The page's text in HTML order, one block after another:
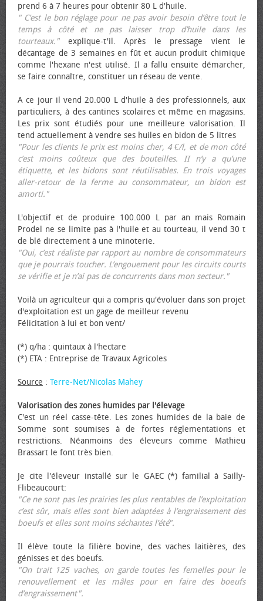
prend 6 à 7 heures pour obtenir 80 L d'huile.
" C’est le bon réglage pour ne pas avoir besoin d’être tout le
temps à côté et ne pas laisser trop d’huile dans les
tourteaux."explique-t'il. Après le pressage vient le
décantage de 3 semaines en fût et aucun produit chimique
comme l'hexane n'est utilisé. Il a fallu ensuite démarcher,
se faire connaître, constituer un réseau de vente.
A ce jour il vend 20.000 L d'huile à des professionnels, aux
particuliers, à des cantines scolaires et même en magasins.
Les prix sont étudiés pour une meilleure valorisation. Il
tend actuellement à vendre ses huiles en bidon de 5 litres
"Pour les clients le prix est moins cher, 4 €/l, et de mon côté
c’est moins coûteux que des bouteilles. II n’y a qu’une
étiquette, et les bidons sont réutilisables. En trois voyages
aller-retour de la ferme au consommateur, un bidon est
amorti."
L'objectif et de produire 100.000 L par an mais Romain
Prodel ne se limite pas à l'huile et au tourteau, il vend 30 t
de blé directement à une minoterie.
"Oui, c’est réaliste par rapport au nombre de consommateurs
que je pourrais toucher. L’engouement pour les circuits courts
se vérifie et je n’ai pas de concurrents dans mon secteur."
Voilà un agriculteur qui a compris qu'évoluer dans son projet
d'exploitation est un gage de meilleur revenu
Félicitation à lui et bon vent/
(*) q/ha : quintaux à l'hectare
(*) ETA : Entreprise de Travaux Agricoles
Source : Terre-Net/Nicolas Mahey
Valorisation des zones humides par l'élevage
C'est un réel casse-tête. Les zones humides de la baie de
Somme sont soumises à de fortes réglementations et
restrictions. Néanmoins des éleveurs comme Mathieu
Brassart le font très bien.
Je cite l'éleveur installé sur le GAEC (*) familial à Sailly-
Flibeaucourt:
"Ce ne sont pas les prairies les plus rentables de l’exploitation
c’est sûr, mais elles sont bien adaptées à l’engraissement des
bœufs et elles sont moins séchantes l’été".
Il élève toute la filière bovine, des vaches laitières, des
génisses et des bœufs.
"On trait 125 vaches, on garde toutes les femelles pour le
renouvellement et les mâles pour en faire des bœufs
d’engraissement".